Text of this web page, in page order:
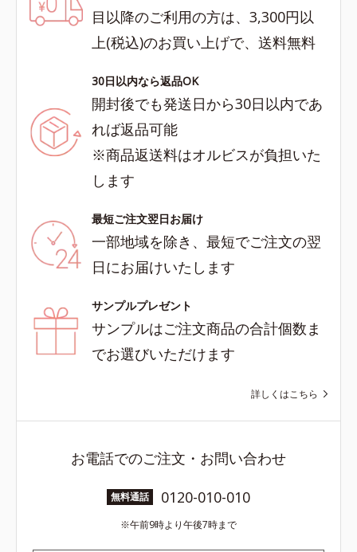
目以降のご利用の方は、3,300円以
上(税込)のお買い上げで、送料無料
30日以内なら返品OK
開封後でも発送日から30日以内であ
れば返品可能
※商品返送料はオルビスが負担いた
します
最短ご注文翌日お届け
一部地域を除き、最短でご注文の翌
日にお届けいたします
サンプルプレゼント
サンプルはご注文商品の合計個数ま
でお選びいただけます
詳しくはこちら
お電話でのご注文・お問い合わせ
無料通話 0120-010-010
午前9時より午後7時まで